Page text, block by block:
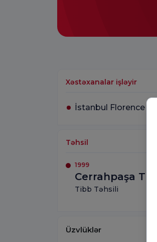
Xəstəxanalar işləyir
İstanbul Florence
Təhsil
1999
Cerrahpaşa
Tibb Təhsili
Üzvlüklər